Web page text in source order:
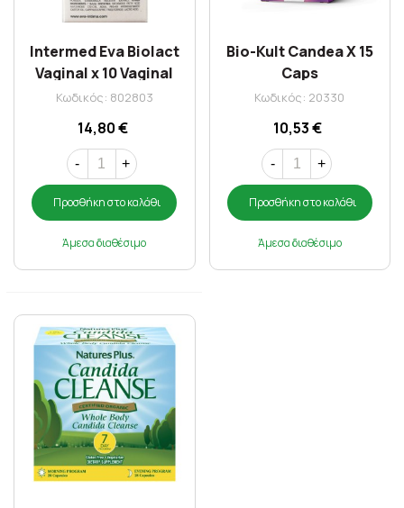
Intermed Eva Biolact
Vaginal x 10 Vaginal
Ovules
Κωδικός: 802803
14,80 €
- +
Προσθήκη στο καλάθι
Άμεσα διαθέσιμο
Bio-Kult Candea X 15
Caps
Κωδικός: 20330
10,53 €
- +
Προσθήκη στο καλάθι
Άμεσα διαθέσιμο